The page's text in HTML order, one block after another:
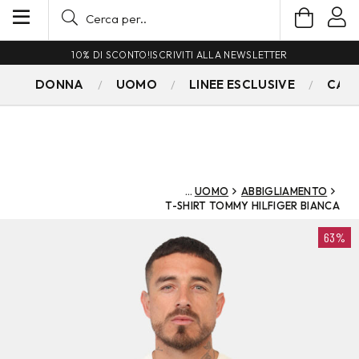
10% DI SCONTO!ISCRIVITI ALLA NEWSLETTER
DONNA UOMO LINEE ESCLUSIVE
UOMO
ABBIGLIAMENTO
T-SHIRT TOMMY HILFIGER BIANCA
63%